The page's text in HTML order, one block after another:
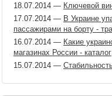
18.07.2014 — Ключевой
17.07.2014 — В Украине
пассажирами на борту -
16.07.2014 — Какие
магазинах России - каталог
15.07.2014 —